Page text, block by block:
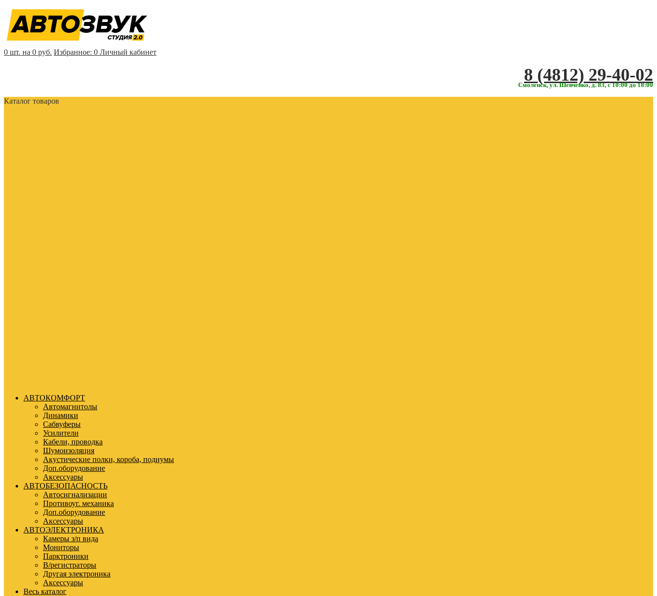
0 шт. на 0 руб. Избранное: 0 Личный кабинет
‎‎8 (4812) 29-40-02
Смоленск, ул. Шевченко, д. 83, с 10:00 до 18:00
Каталог товаров
АВТОКОМФОРТ
Автомагнитолы
Динамики
Сабвуферы
Усилители
Кабели, проводка
Шумоизоляция
Акустические полки, короба, подиумы
Доп.оборудование
Аксессуары
АВТОБЕЗОПАСНОСТЬ
Автосигнализации
Противоуг. механика
Доп.оборудование
Аксессуары
АВТОЭЛЕКТРОНИКА
Камеры з/п вида
Мониторы
Парктроники
В/регистраторы
Другая электроника
Аксессуары
Весь каталог